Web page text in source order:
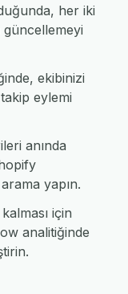
her iki
güncellemeyi
ekibinizi
eylemi
anında
yapın.
için
analitiğinde